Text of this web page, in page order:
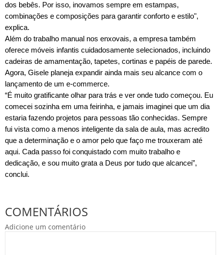
dos bebês. Por isso, inovamos sempre em estampas,
combinações e composições para garantir conforto e estilo",
explica.
Além do trabalho manual nos enxovais, a empresa também
oferece móveis infantis cuidadosamente selecionados, incluindo
cadeiras de amamentação, tapetes, cortinas e papéis de parede.
Agora, Gisele planeja expandir ainda mais seu alcance com o
lançamento de um e-commerce.
“É muito gratificante olhar para trás e ver onde tudo começou. Eu
comecei sozinha em uma feirinha, e jamais imaginei que um dia
estaria fazendo projetos para pessoas tão conhecidas. Sempre
fui vista como a menos inteligente da sala de aula, mas acredito
que a determinação e o amor pelo que faço me trouxeram até
aqui. Cada passo foi conquistado com muito trabalho e
dedicação, e sou muito grata a Deus por tudo que alcancei”,
conclui.
COMENTÁRIOS
Adicione um comentário